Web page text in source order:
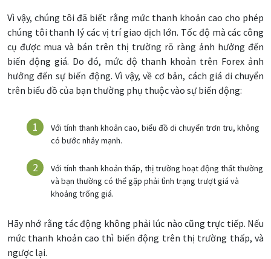
Vì vậy, chúng tôi đã biết rằng mức thanh khoản cao cho phép
chúng tôi thanh lý các vị trí giao dịch lớn. Tốc độ mà các công
cụ được mua và bán trên thị trường rõ ràng ảnh hưởng đến
biến động giá. Do đó, mức độ thanh khoản trên Forex ảnh
hưởng đến sự biến động. Vì vậy, về cơ bản, cách giá di chuyển
trên biểu đồ của bạn thường phụ thuộc vào sự biến động:
Với tính thanh khoản cao, biểu đồ di chuyển trơn tru, không
có bước nhảy mạnh.
Với tính thanh khoản thấp, thị trường hoạt động thất thường
và bạn thường có thể gặp phải tình trạng trượt giá và
khoảng trống giá.
Hãy nhớ rằng tác động không phải lúc nào cũng trực tiếp. Nếu
mức thanh khoản cao thì biến động trên thị trường thấp, và
ngược lại.